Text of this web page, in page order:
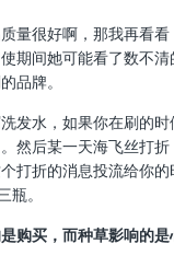
量很好啊，那我再看
期间她可能看了数不
品牌。
发水，如果你在刷的
然后某一天海飞丝打
打折的消息投流给你
瓶。
购买，而种草影响的是